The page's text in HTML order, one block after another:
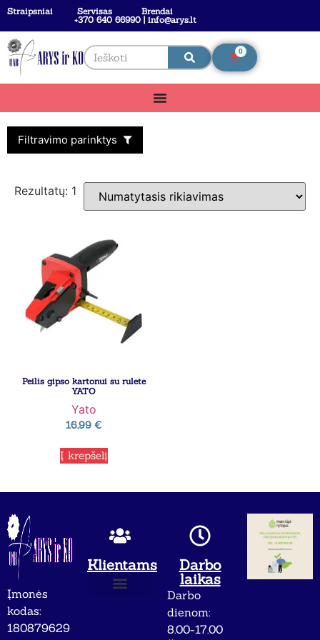
Straipsniai Servisas
Brendai
+370 640 66990 | info@arys.lt
0
Filtravimo parinktys
Rezultatų: 1
Peilis gipso kartonui su rulete
YATO
Yato
16,99 €
Į krepšelį
Įmonės
kodas:
180879629
Klientams
Darbo
laikas
Darbo
dienom:
8.00-17.00